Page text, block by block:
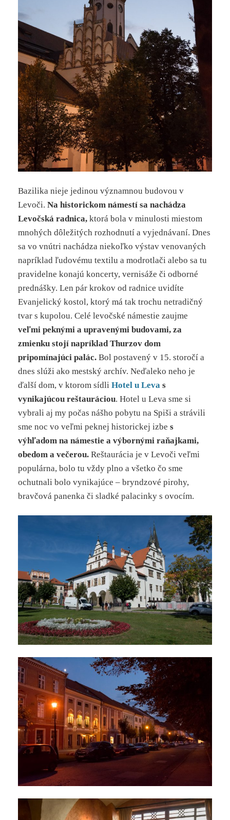
Bazilika nieje jedinou významnou budovou v
Levoči.Na historickom námestí sa nachádza
Levočská radnica, ktorá bola v minulosti miestom
mnohých dôležitých rozhodnutí a vyjednávaní. Dnes
sa vo vnútri nachádza niekoľko výstav venovaných
napríklad ľudovému textilu a modrotlači alebo sa tu
pravidelne konajú koncerty, vernisáže či odborné
prednášky. Len pár krokov od radnice uvidíte
Evanjelický kostol, ktorý má tak trochu netradičný
tvar s kupolou. Celé levočské námestie zaujme
veľmi peknými a upravenými budovami, za
zmienku stojí napríklad Thurzov dom
pripomínajúci palác. Bol postavený v 15. storočí a
dnes slúži ako mestský archív. Neďaleko neho je
ďalší dom, v ktorom sídliHotel u Leva s
vynikajúcou reštauráciou. Hotel u Leva sme si
vybrali aj my počas nášho pobytu na Spiši a strávili
sme noc vo veľmi peknej historickej izbes
výhľadom na námestie a výbornými raňajkami,
obedom a večerou. Reštaurácia je v Levoči veľmi
populárna, bolo tu vždy plno a všetko čo sme
ochutnali bolo vynikajúce – bryndzové pirohy,
bravčová panenka či sladké palacinky s ovocím.